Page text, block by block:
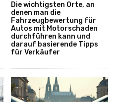
Die wichtigsten Orte, an
denen man die
Fahrzeugbewertung für
Autos mit Motorschaden
durchführen kann und
darauf basierende Tipps
für Verkäufer